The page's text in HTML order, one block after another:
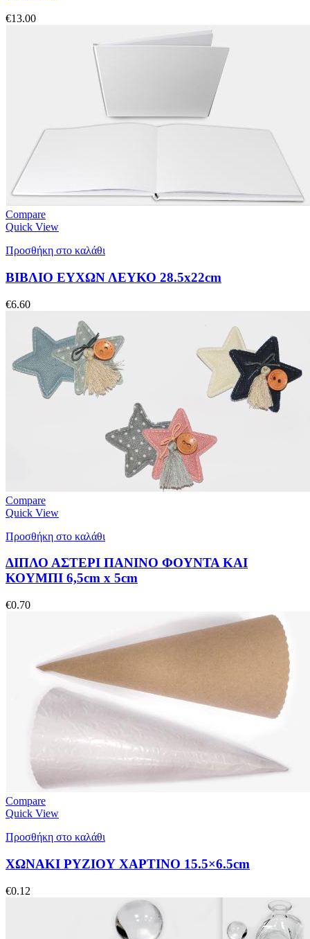
€13.00
Compare
Quick View
Προσθήκη στο καλάθι
ΒΙΒΛΙΟ ΕΥΧΩΝ ΛΕΥΚΟ 28.5x22cm
€6.60
Compare
Quick View
Προσθήκη στο καλάθι
ΔΙΠΛΟ ΑΣΤΕΡΙ ΠΑΝΙΝΟ ΦΟΥΝΤΑ ΚΑΙ
ΚΟΥΜΠΙ 6,5cm x 5cm
€0.70
Compare
Quick View
Προσθήκη στο καλάθι
ΧΩΝΑΚΙ ΡΥΖΙΟΥ ΧΑΡΤΙΝΟ 15.5×6.5cm
€0.12